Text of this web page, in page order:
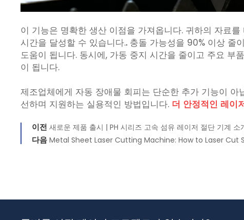
이 기능은 명확한 생산 이점을 가져옵니다. 귀하의 자료
시간을 달성할 수 있습니다..충돌 가능성을 90% 이상 줄
도움이 됩니다. 동시에, 가동 중지 시간을 줄이고 주요 부
이 됩니다.
제조업체에게 자동 장애물 회피는 단순한 추가 기능이
선하며 지원하는 실용적인 방법입니다. 더 안정적인 레이
이전새로운 제품 출시 | PH 시리즈 고속 섬유 레이저 절단 기계 소
다음Metal Sheet Laser Cutting Machine: How to Laser